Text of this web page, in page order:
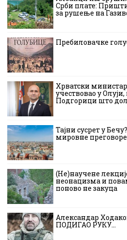
Срби плате:
за рушење на
Пребиловачке
Хрватски
учествовао у
Подгорици што
Тајни сусрет у
мировне
(Не)научене
неонацизма и
поново не закуца
Александар
ПОДИГАО РУКУ…